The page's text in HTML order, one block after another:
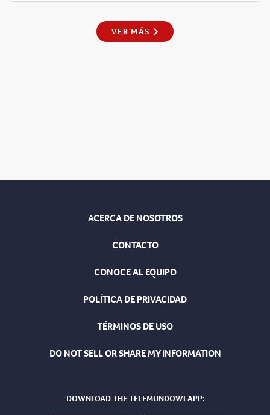
VER MÁS
ACERCA DE NOSOTROS
CONTACTO
CONOCE AL EQUIPO
POLÍTICA DE PRIVACIDAD
TÉRMINOS DE USO
DO NOT SELL OR SHARE MY INFORMATION
DOWNLOAD THE TELEMUNDOWI APP: